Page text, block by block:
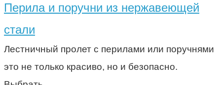
Перила и поручни из нержавеющей
стали
Лестничный пролет с перилами или поручнями
это не только красиво, но и безопасно.